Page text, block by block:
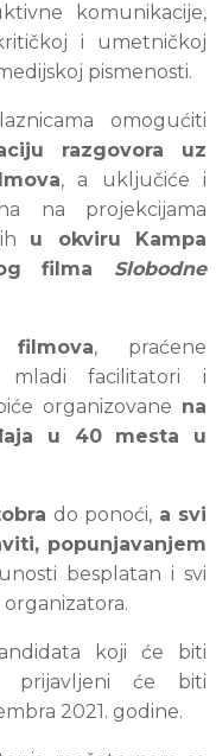
komunikacije,
i umetničkoj
pismenosti.
razgovora uz
, a uključiće i
na projekcijama
u okviru Kampa
filma Slobodne
filmova, praćene
mladi facilitatori i
organizovane na
u 40 mesta u
do ponoći, a svi
besplatan i svi
koji će biti
prijavljeni će biti
2021. godine.